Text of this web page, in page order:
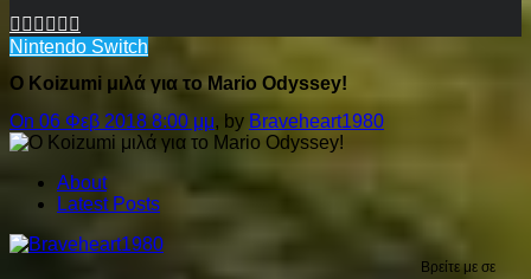
Nintendo Switch
Ο Koizumi μιλά για το Mario Odyssey!
On 06 Φεβ 2018 8:00 μμ, by Braveheart1980
About
Latest Posts
Βρείτε με σε